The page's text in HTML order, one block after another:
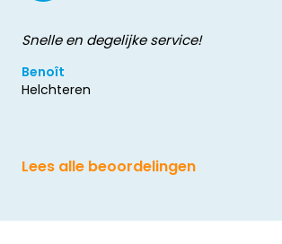
Snelle en degelijke service!
Benoît
Helchteren
Lees alle beoordelingen